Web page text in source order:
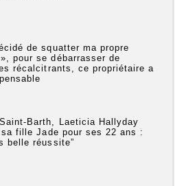
de squatter ma propre
pour se débarrasser de
récalcitrants, ce propriétaire a
Barth, Laeticia Hallyday
fille Jade pour ses 22 ans :
belle réussite”